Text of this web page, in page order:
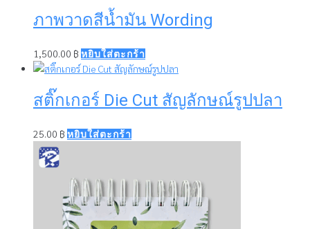
ภาพวาดสีน้ำมัน Wording
1,500.00 ฿ หยิบใส่ตะกร้า
สติ๊กเกอร์ Die Cut สัญลักษณ์รูปปลา
25.00 ฿ หยิบใส่ตะกร้า